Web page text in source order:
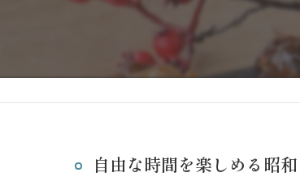
自由な時間を楽しめる昭